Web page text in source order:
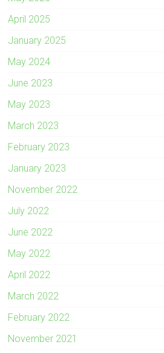
April 2025
January 2025
May 2024
June 2023
May 2023
March 2023
February 2023
January 2023
November 2022
July 2022
June 2022
May 2022
April 2022
March 2022
February 2022
November 2021